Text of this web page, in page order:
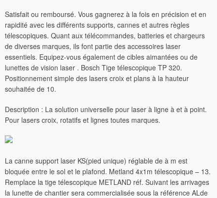
Satisfait ou remboursé. Vous gagnerez à la fois en précision et en
rapidité avec les différents supports, cannes et autres règles
télescopiques. Quant aux télécommandes, batteries et chargeurs
de diverses marques, ils font partie des accessoires laser
essentiels. Equipez-vous également de cibles aimantées ou de
lunettes de vision laser . Bosch Tige télescopique TP 320.
Positionnement simple des lasers croix et plans à la hauteur
souhaitée de 10.
Description : La solution universelle pour laser à ligne à et à point.
Pour lasers croix, rotatifs et lignes toutes marques.
La canne support laser KS(pied unique) réglable de à m est
bloquée entre le sol et le plafond. Metland 4x1m télescopique – 13.
Remplace la tige télescopique METLAND réf. Suivant les arrivages
la lunette de chantier sera commercialisée sous la référence ALde